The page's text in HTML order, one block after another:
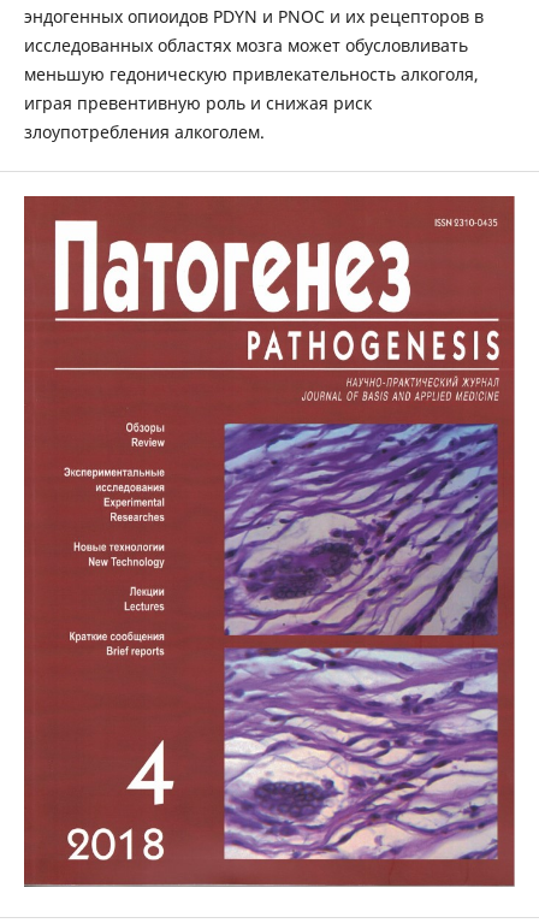
эндогенных опиоидов PDYN и PNOC и их рецепторов в
исследованных областях мозга может обусловливать
меньшую гедоническую привлекательность алкоголя,
играя превентивную роль и снижая риск
злоупотребления алкоголем.